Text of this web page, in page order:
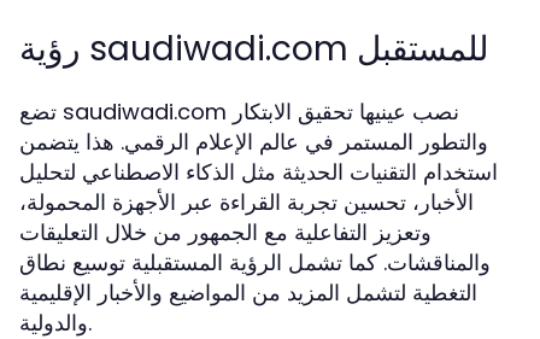
رؤية saudiwadi.com للمستقبل
تضع saudiwadi.com نصب عينيها تحقيق الابتكار
والتطور المستمر في عالم الإعلام الرقمي. هذا يتضمن
استخدام التقنيات الحديثة مثل الذكاء الاصطناعي لتحليل
الأخبار، تحسين تجربة القراءة عبر الأجهزة المحمولة،
وتعزيز التفاعلية مع الجمهور من خلال التعليقات
والمناقشات. كما تشمل الرؤية المستقبلية توسيع نطاق
التغطية لتشمل المزيد من المواضيع والأخبار الإقليمية
والدولية.